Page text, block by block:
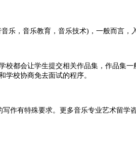
乐，音乐教育，音乐技术)，一般而言，
校都会让学生提交相关作品集，作品集
校协商免去面试的程序。
作有特殊要求。 更多音乐专业艺术留学